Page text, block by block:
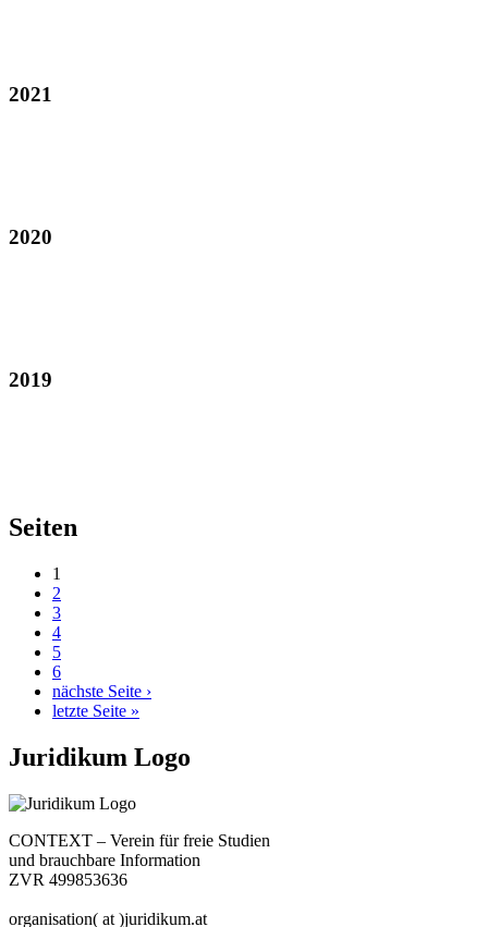
2021
2020
2019
Seiten
1
2
3
4
5
6
nächste Seite ›
letzte Seite »
Juridikum Logo
CONTEXT – Verein für freie Studien
und brauchbare Information
ZVR 499853636
organisation( at )juridikum.at